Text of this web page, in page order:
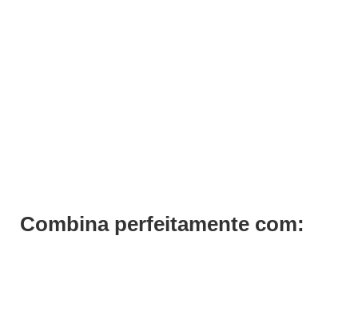
Combina perfeitamente com: